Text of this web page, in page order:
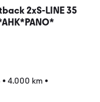
2xS-LINE 35
• 4.000 km •